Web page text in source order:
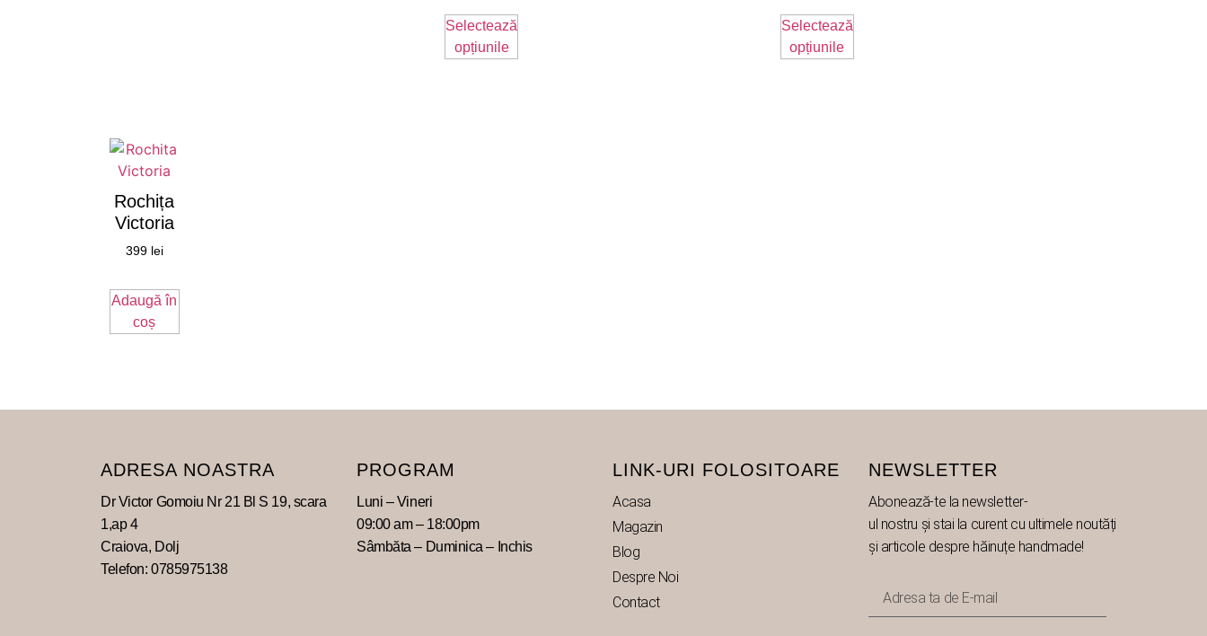
Selectează
opțiunile
Selectează
opțiunile
Rochița
Victoria
399 lei
Adaugă în
coș
ADRESA NOASTRA
Dr Victor Gomoiu Nr 21 Bl S 19, scara
1,ap 4
Craiova, Dolj
Telefon: 0785975138
PROGRAM
Luni – Vineri
09:00 am – 18:00pm
Sâmbăta – Duminica – Inchis
LINK-URI FOLOSITOARE
Acasa
Magazin
Blog
Despre Noi
Contact
NEWSLETTER
Abonează-te lanewsletter-
ul nostru și stai la curent cu ultimele noutăți
și articole despre hăinuțe handmade!